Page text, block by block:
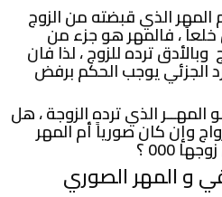
الذي قبضته من الزوج
، فالمهر هو جزء من
ترده للزوج ، لذا فان
الجزئي يوجب الحكم برفض
الهام 000 ما هو المهــر الذي ترده الزوجة ، هل
وإن كان صورياً أم المهر
000 ؟
و المهر الصوري